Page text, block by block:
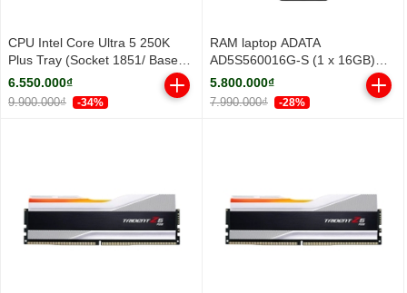
CPU Intel Core Ultra 5 250K
Plus Tray (Socket 1851/ Base
3.3Ghz/ Turbo 5.3GHz/ 18
Cores/ 18 Threads/ Cache
30MB)
6.550.000₫
9.900.000₫ -34%
RAM laptop ADATA
AD5S560016G-S (1 x 16GB)
DDR5 5600MHz
5.800.000₫
7.990.000₫ -28%